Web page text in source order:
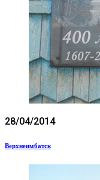
28/04/2014
Верхнеимбатск